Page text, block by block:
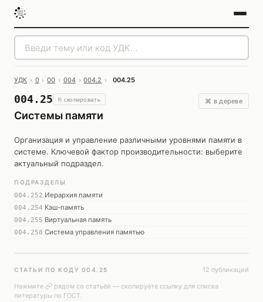
УДК › 0 › 00 › 004 › 004.2 › 004.25
004.25 ⎘ скопировать
Системы памяти
⌘ в дереве
Организация и управление различными уровнями памяти в
системе. Ключевой фактор производительности: выберите
актуальный подраздел.
ПОДРАЗДЕЛЫ
004.252 Иерархия памяти
004.254 Кэш-память
004.255 Виртуальная память
004.258 Система управления памятью
СТАТЬИ ПО КОДУ 004.25
12 публикаций
Нажмите
рядом со статьёй — скопируете ссылку для списка
литературы по ГОСТ.